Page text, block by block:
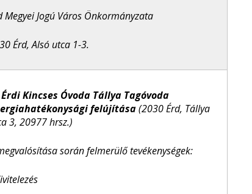
Megyei Jogú Város Önkormányzata
Érd, Alsó utca 1-3.
Érdi Kincses Óvoda Tállya Tagóvoda
felújítása(2030 Érd, Tállya
3, 20977 hrsz.)
során felmerülő tevékenységek: